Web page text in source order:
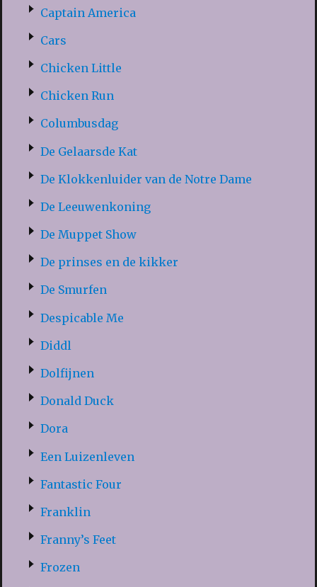
Captain America
Cars
Chicken Little
Chicken Run
Columbusdag
De Gelaarsde Kat
De Klokkenluider van de Notre Dame
De Leeuwenkoning
De Muppet Show
De prinses en de kikker
De Smurfen
Despicable Me
Diddl
Dolfijnen
Donald Duck
Dora
Een Luizenleven
Fantastic Four
Franklin
Franny’s Feet
Frozen